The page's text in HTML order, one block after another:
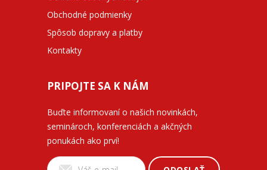
Obchodné podmienky
Spôsob dopravy a platby
Kontakty
PRIPOJTE SA K NÁM
Buďte informovaní o našich novinkách,
seminároch, konferenciách a akčných
ponukách ako prví!